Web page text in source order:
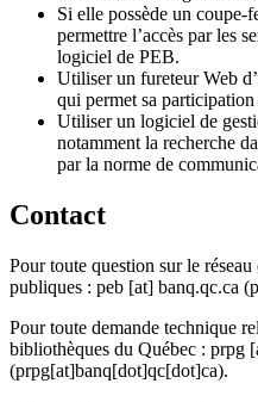
Si elle possède un
permettre l’accès par les
logiciel de PEB.
Utiliser un fureteur Web d’
qui permet sa
Utiliser un logiciel de
notamment la recherche
par la norme de
Contact
Pour toute question sur le
publiques : peb [at] banq.qc.ca
Pour toute demande technique
bibliothèques du Québec : prpg
(prpg[at]banq[dot]qc[dot]ca).